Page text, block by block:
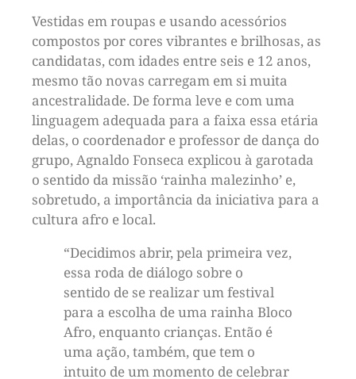
Vestidas em roupas e usando acessórios
compostos por cores vibrantes e brilhosas, as
candidatas, com idades entre seis e 12 anos,
mesmo tão novas carregam em si muita
ancestralidade. De forma leve e com uma
linguagem adequada para a faixa essa etária
delas, o coordenador e professor de dança do
grupo, Agnaldo Fonseca explicou à garotada
o sentido da missão ‘rainha malezinho’ e,
sobretudo, a importância da iniciativa para a
cultura afro e local.
“Decidimos abrir, pela primeira vez,
essa roda de diálogo sobre o
sentido de se realizar um festival
para a escolha de uma rainha Bloco
Afro, enquanto crianças. Então é
uma ação, também, que tem o
intuito de um momento de celebrar